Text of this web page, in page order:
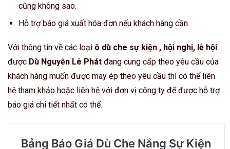
cũng không sao.
Hỗ trợ báo giá xuất hóa đơn nếu khách hàng cần.
Với thông tin về các loại ô dù che sự kiện , hội nghị, lễ hội
được Dù Nguyễn Lê Phát đang cung cấp theo yêu cầu của
khách hàng muốn được may ép theo yêu cầu thì có thể liên
hệ tham khảo hoặc liên hệ với đơn vị công ty để được hỗ trợ
báo giá chi tiết nhất có thể.